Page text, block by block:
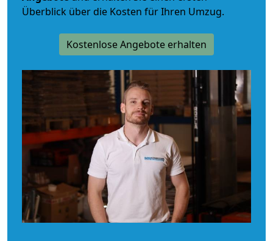
Überblick über die Kosten für Ihren Umzug.
Kostenlose Angebote erhalten